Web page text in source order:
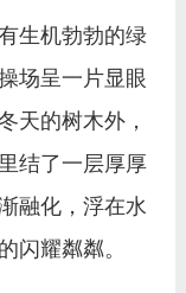
生机勃勃的绿
场呈一片显眼
天的树木外，
结了一层厚厚
融化，浮在水
闪耀粼粼。